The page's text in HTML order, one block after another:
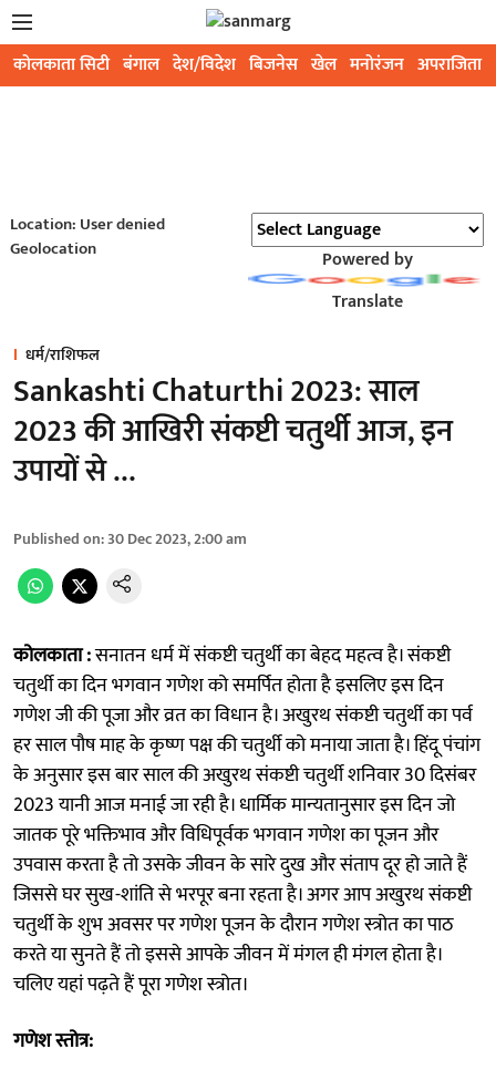
कोलकाता सिटी बंगाल देश/विदेश बिजनेस खेल मनोरंजन अपराजिता
Location: User denied
Geolocation
Powered by
Translate
धर्म/राशिफल
Sankashti Chaturthi 2023: साल
2023 की आखिरी संकष्टी चतुर्थी आज, इन
उपायों से …
Published on:30 Dec 2023, 2:00 am
कोलकाता :सनातन धर्म में संकष्टी चतुर्थी का बेहद महत्व है। संकष्टी
चतुर्थी का दिन भगवान गणेश को समर्पित होता है इसलिए इस दिन
गणेश जी की पूजा और व्रत का विधान है। अखुरथ संकष्टी चतुर्थी का पर्व
हर साल पौष माह के कृष्ण पक्ष की चतुर्थी को मनाया जाता है। हिंदू पंचांग
के अनुसार इस बार साल की अखुरथ संकष्टी चतुर्थी शनिवार 30 दिसंबर
2023 यानी आज मनाई जा रही है। धार्मिक मान्यतानुसार इस दिन जो
जातक पूरे भक्तिभाव और विधिपूर्वक भगवान गणेश का पूजन और
उपवास करता है तो उसके जीवन के सारे दुख और संताप दूर हो जाते हैं
जिससे घर सुख-शांति से भरपूर बना रहता है। अगर आप अखुरथ संकष्टी
चतुर्थी के शुभ अवसर पर गणेश पूजन के दौरान गणेश स्त्रोत का पाठ
करते या सुनते हैं तो इससे आपके जीवन में मंगल ही मंगल होता है।
चलिए यहां पढ़ते हैं पूरा गणेश स्त्रोत।
गणेश स्तोत्र: